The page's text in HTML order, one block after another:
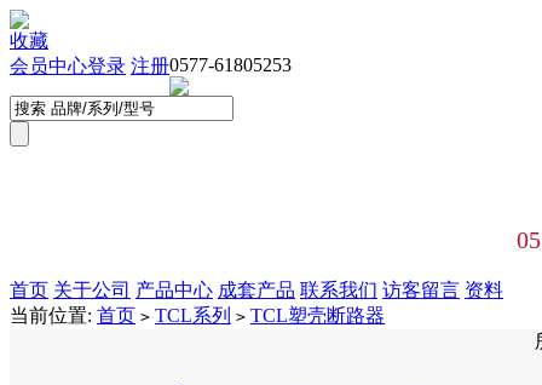
收藏
0577-61805253
登录 注册
会员中心
首页 关于公司 产品中心 成套产品 联系我们 访客留言 资料
当前位置: 首页 > TCL系列 > TCL塑壳断路器